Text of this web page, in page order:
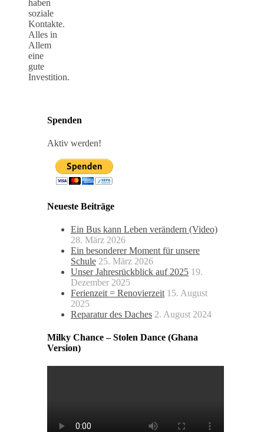
haben
soziale
Kontakte.
Alles in
Allem
eine
gute
Investition.
Spenden
Aktiv werden!
Neueste Beiträge
Ein Bus kann Leben verändern (Video)
28. März 2026
Ein besonderer Moment für unsere
Schule 25. März 2026
Unser Jahresrückblick auf 2025 19.
Dezember 2025
Ferienzeit = Renovierzeit 15. August
2025
Reparatur des Daches 2. August 2024
Milky Chance – Stolen Dance (Ghana
Version)